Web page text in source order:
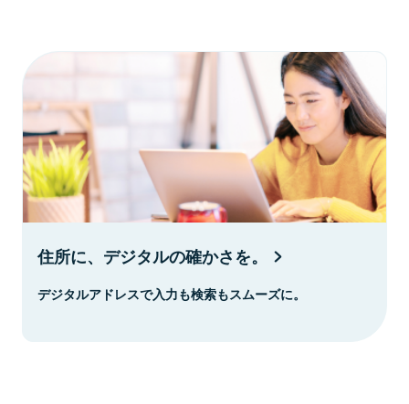
住所に、デジタルの確かさを。
デジタルアドレスで入力も検索もスムーズに。